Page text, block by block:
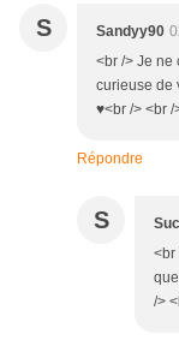
S Sandyy90
<br /> Je ne
curieuse de
♥<br /> <br /
Répondre
S
<br
/>